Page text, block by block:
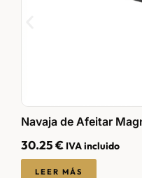
Navaja de Afeitar
30.25€ IVA incluido
LEER MÁS